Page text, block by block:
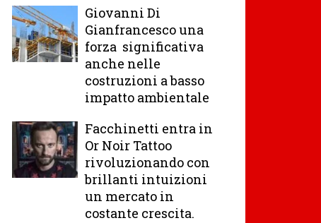
Giovanni Di
Gianfrancesco una
forza significativa
anche nelle
costruzioni a basso
impatto ambientale
Facchinetti entra in
Or Noir Tattoo
rivoluzionando con
brillanti intuizioni
un mercato in
costante crescita.